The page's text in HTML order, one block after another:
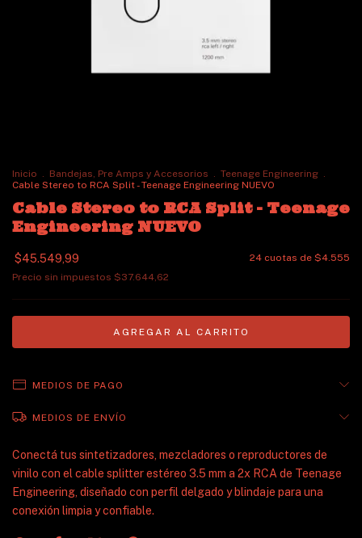
Inicio . Bandejas, Pre Amps y Accesorios . Teenage Engineering .
Cable Stereo to RCA Split - Teenage Engineering NUEVO
Cable Stereo to RCA Split - Teenage
Engineering NUEVO
$45.549,99 24 cuotas de $4.555
Precio sin impuestos $37.644,62
MEDIOS DE PAGO
MEDIOS DE ENVÍO
Conectá tus sintetizadores, mezcladores o reproductores de
vinilo con el cable splitter estéreo 3.5 mm a 2x RCA de Teenage
Engineering, diseñado con perfil delgado y blindaje para una
conexión limpia y confiable.